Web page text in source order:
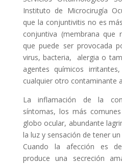
Instituto de Microcirugía
que la conjuntivitis no es
conjuntiva (membrana que
que puede ser provocada
virus, bacteria, alergia o
agentes químicos
cualquier otro contaminante
La inflamación de la
síntomas, los más
globo ocular, abundante
la luz y sensación de tener
Cuando la afección es
produce una secreción